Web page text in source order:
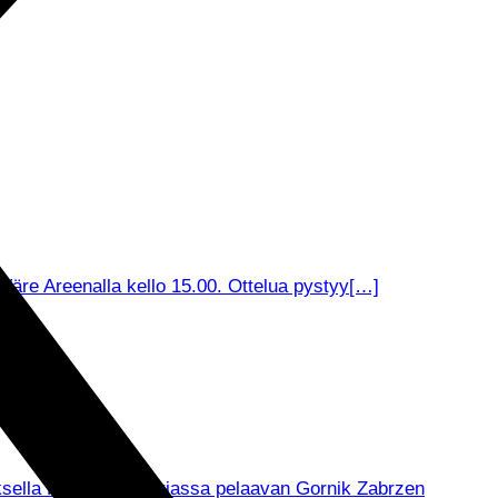
Areenalla kello 15.00. Ottelua pystyy[…]
Puolan pääsarjassa pelaavan Gornik Zabrzen